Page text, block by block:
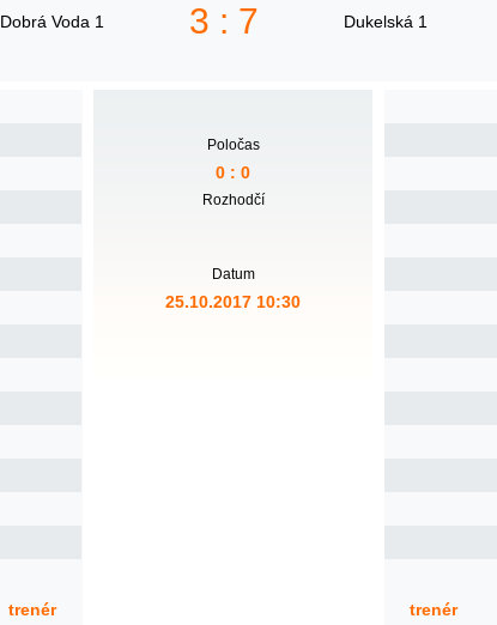
Dobrá Voda 1 3 : 7 Dukelská 1
trenér
Poločas
0 : 0
Rozhodčí
Datum
25.10.2017 10:30
trenér